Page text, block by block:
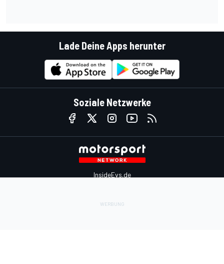
Lade Deine Apps herunter
Soziale Netzwerke
InsideEvs.de
Motorsportstats.com